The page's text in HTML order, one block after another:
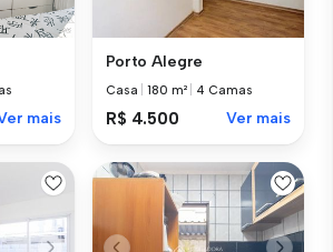
mais
Porto Alegre
Casa |180 m² 4 Camas
R$ 4.500 Ver mais